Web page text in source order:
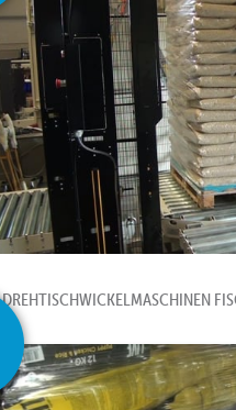
DREHTISCHWICKELMASCHINEN